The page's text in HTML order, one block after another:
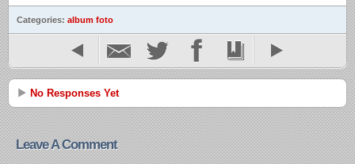
Categories: album foto
No Responses Yet
Leave A Comment